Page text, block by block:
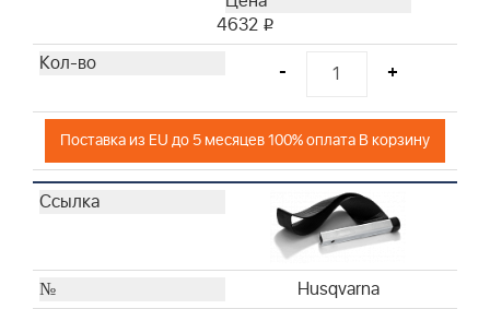
4632 i
- +
Поставка из EU до 5 месяцев 100% оплата В корзину
Husqvarna